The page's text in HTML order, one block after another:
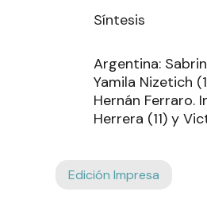
Síntesis
Argentina:
Yamila Nizetich
Hernán Ferraro.
Herrera (11) y
Edición Impresa